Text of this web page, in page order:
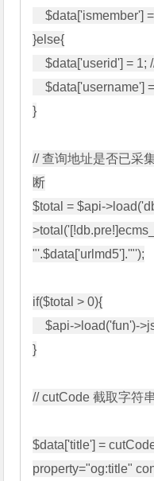
    $data['ismember'] = 1; // 前台用户发布标记
}else{
    $data['userid'] = 1; // 发布者id
    $data['username'] = 'admin'; // 发布者帐号
}
// 查询地址是否已采
断
$total = $api-
"'.$data['urlmd5'].'"');
if($total > 0){
    $api->load('fun')->json(0 , '此地址已采集过啦');
}
// cutCode 截取字符
$data['title'] =
property="og:title"